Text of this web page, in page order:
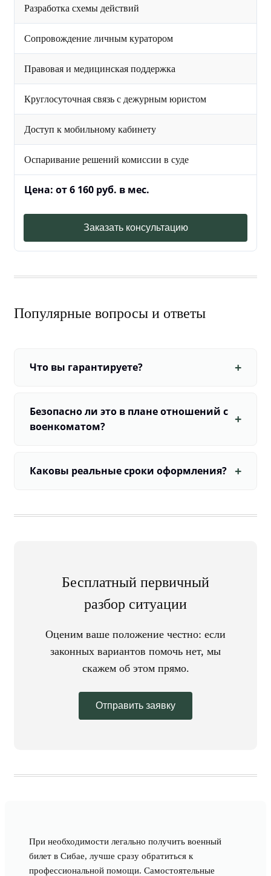
Разработка схемы действий
Сопровождение личным куратором
Правовая и медицинская поддержка
Круглосуточная связь с дежурным юристом
Доступ к мобильному кабинету
Оспаривание решений комиссии в суде
Цена: от 6 160 руб. в мес.
Заказать консультацию
Популярные вопросы и ответы
Что вы гарантируете?
Безопасно ли это в плане отношений с
военкоматом?
Каковы реальные сроки оформления?
Бесплатный первичный
разбор ситуации
Оценим ваше положение честно: если
законных вариантов помочь нет, мы
скажем об этом прямо.
Отправить заявку
При необходимости легально получить военный
билет в Сибае, лучше сразу обратиться к
профессиональной помощи. Самостоятельные